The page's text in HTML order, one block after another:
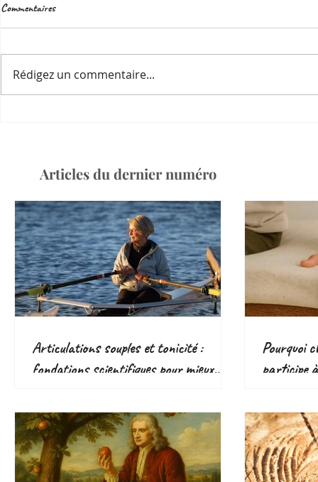
Commentaires
Rédigez un commentaire...
Articles du dernier numéro
Articulations souples et tonicité :
fondations scientifiques pour mieux
Pourquoi
participe
écologique